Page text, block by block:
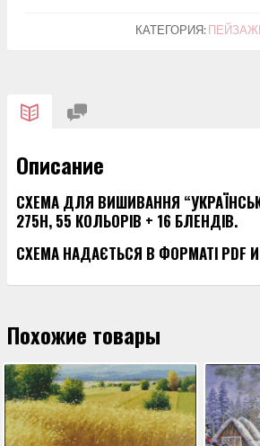
СХЕМА
ДЛЯ
КАТЕГОРИЯ:
Описание
СХЕМА ДЛЯ ВИШИВАННЯ
275H, 55 КОЛЬОРІВ + 16 БЛЕНДІВ.
СХЕМА НАДАЄТЬСЯ В ФОРМАТІ PDF И
Похожие товары